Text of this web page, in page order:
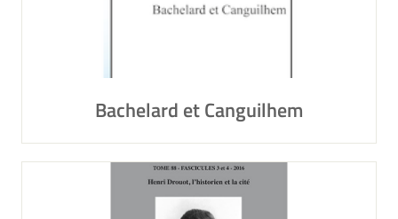
Bachelard et Canguilhem